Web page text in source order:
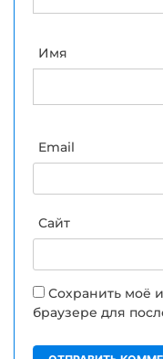
Имя
Email
Сайт
Сохранить моё
браузере для